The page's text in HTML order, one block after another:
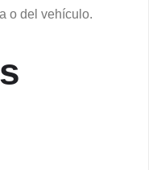
o del vehículo.